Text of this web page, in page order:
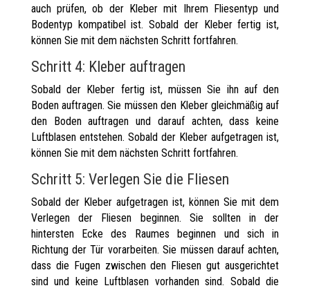
auch prüfen, ob der Kleber mit Ihrem Fliesentyp und
Bodentyp kompatibel ist. Sobald der Kleber fertig ist,
können Sie mit dem nächsten Schritt fortfahren.
Schritt 4: Kleber auftragen
Sobald der Kleber fertig ist, müssen Sie ihn auf den
Boden auftragen. Sie müssen den Kleber gleichmäßig auf
den Boden auftragen und darauf achten, dass keine
Luftblasen entstehen. Sobald der Kleber aufgetragen ist,
können Sie mit dem nächsten Schritt fortfahren.
Schritt 5: Verlegen Sie die Fliesen
Sobald der Kleber aufgetragen ist, können Sie mit dem
Verlegen der Fliesen beginnen. Sie sollten in der
hintersten Ecke des Raumes beginnen und sich in
Richtung der Tür vorarbeiten. Sie müssen darauf achten,
dass die Fugen zwischen den Fliesen gut ausgerichtet
sind und keine Luftblasen vorhanden sind. Sobald die